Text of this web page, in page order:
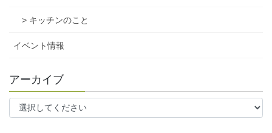
> キッチンのこと
イベント情報
アーカイブ